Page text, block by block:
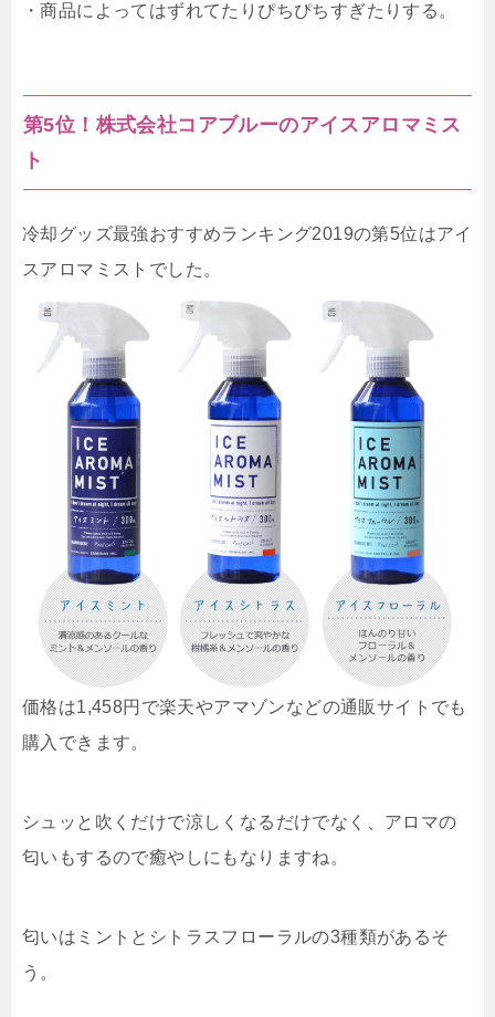
・商品によってはずれてたりぴちぴちすぎたりする。
第5位！株式会社コアブルーのアイスアロマミス
ト
冷却グッズ最強おすすめランキング2019の第5位はアイ
スアロマミストでした。
価格は1,458円で楽天やアマゾンなどの通販サイトでも
購入できます。
シュッと吹くだけで涼しくなるだけでなく、アロマの
匂いもするので癒やしにもなりますね。
匂いはミントとシトラスフローラルの3種類があるそ
う。